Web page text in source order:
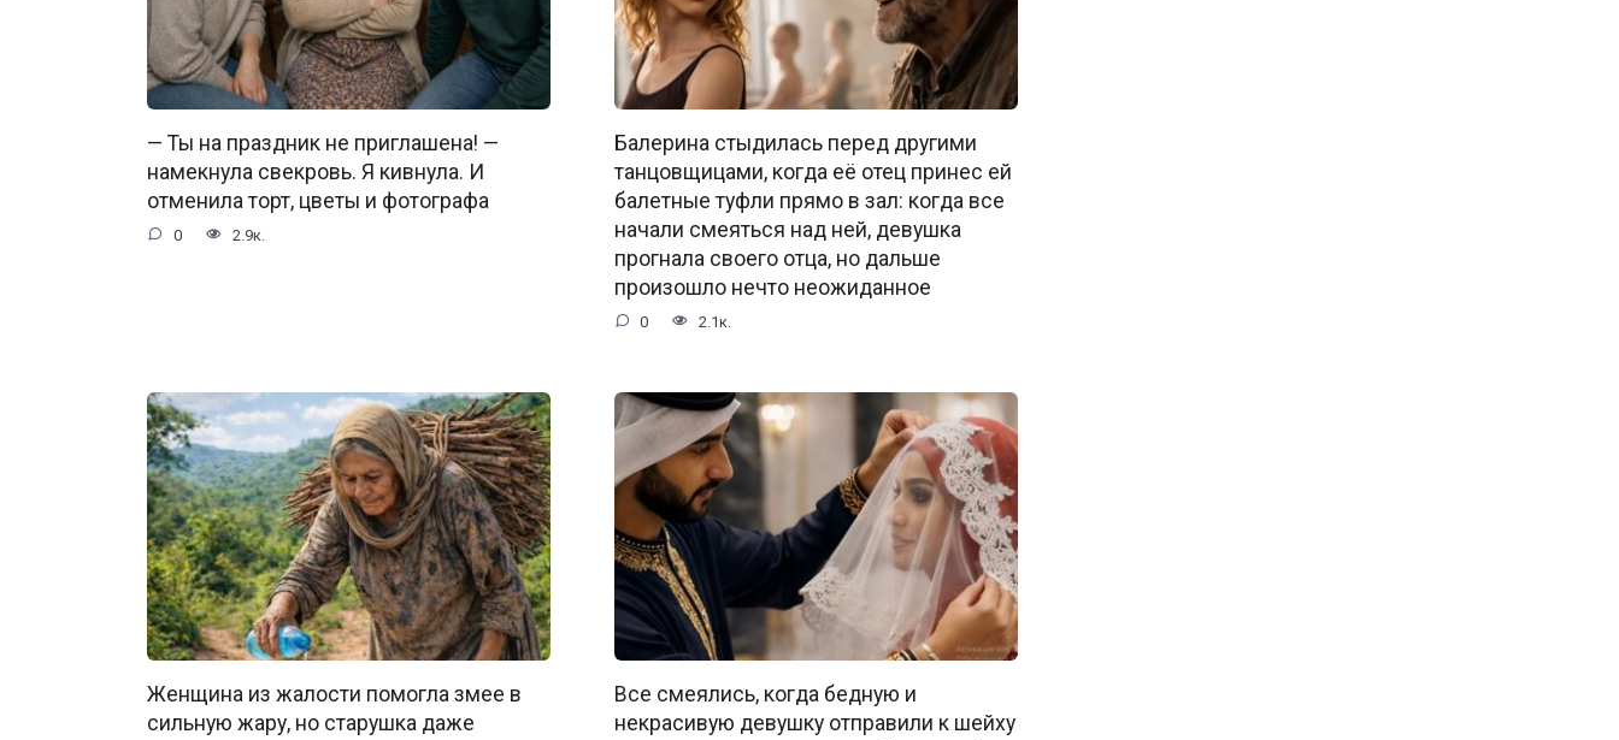
— Ты на праздник не приглашена! —
намекнула свекровь. Я кивнула. И
отменила торт, цветы и фотографа
0 2.9к.
Балерина стыдилась перед другими
танцовщицами, когда её отец принес ей
балетные туфли прямо в зал: когда все
начали смеяться над ней, девушка
прогнала своего отца, но дальше
произошло нечто неожиданное
0 2.1к.
Женщина из жалости помогла змее в
сильную жару, но старушка даже
Все смеялись, когда бедную и
некрасивую девушку отправили к шейху